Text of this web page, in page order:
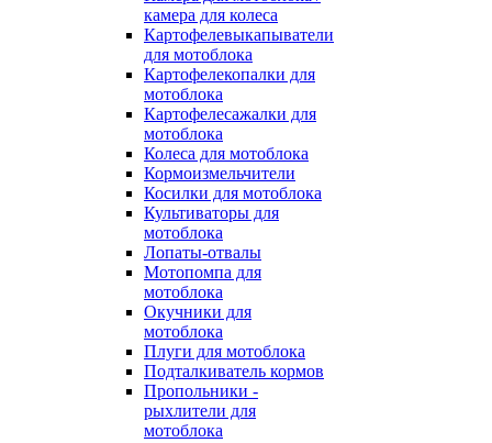
камера для колеса
Картофелевыкапыватели
для мотоблока
Картофелекопалки для
мотоблока
Картофелесажалки для
мотоблока
Колеса для мотоблока
Кормоизмельчители
Косилки для мотоблока
Культиваторы для
мотоблока
Лопаты-отвалы
Мотопомпа для
мотоблока
Окучники для
мотоблока
Плуги для мотоблока
Подталкиватель кормов
Пропольники -
рыхлители для
мотоблока